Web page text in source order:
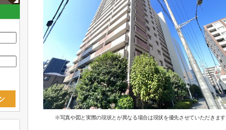
※写真や図と実際の現状とが異なる場合は現状を優先させていただきます